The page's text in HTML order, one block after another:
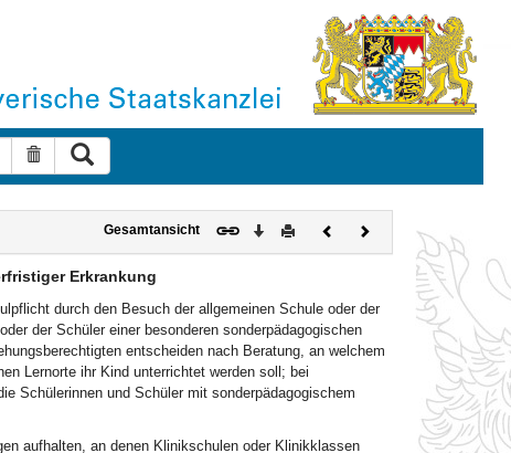
Suche zurücksetzen
Gesamtansicht Download
DruckenVorherigesNächstes
Dokument
Erkrankung
durch den Besuch der allgemeinen Schule oder der
der Schüler einer besonderen sonderpädagogischen
entscheiden nach Beratung, an welchem
Lernorte ihr Kind unterrichtet werden soll; bei
Schülerinnen und Schüler mit sonderpädagogischem
aufhalten, an denen Klinikschulen oder Klinikklassen